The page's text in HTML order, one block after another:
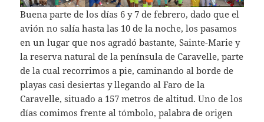
Buena parte de los días 6 y 7 de febrero, dado que el
avión no salía hasta las 10 de la noche, los pasamos
en un lugar que nos agradó bastante, Sainte-Marie y
la reserva natural de la península de Caravelle, parte
de la cual recorrimos a pie, caminando al borde de
playas casi desiertas y llegando al Faro de la
Caravelle, situado a 157 metros de altitud. Uno de los
días comimos frente al tómbolo, palabra de origen